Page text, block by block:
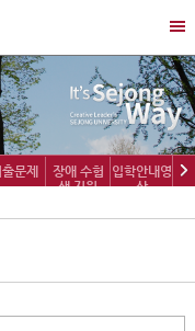
뉴
열
기/
닫
기
다
음
문제
장애 수험
생 지원
입학안내영
상